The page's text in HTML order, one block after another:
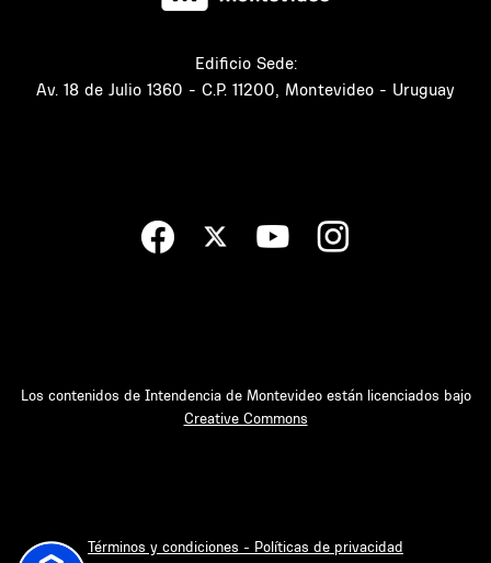
Edificio Sede:
Av. 18 de Julio 1360 - C.P. 11200, Montevideo - Uruguay
Los contenidos de Intendencia de Montevideo están licenciados bajo
Creative Commons
Términos y condiciones - Políticas de privacidad